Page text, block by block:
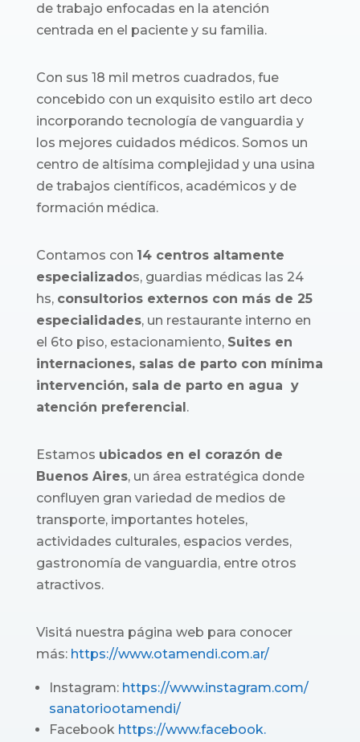
de trabajo enfocadas en la atención
centrada en el paciente y su familia.
Con sus 18 mil metros cuadrados, fue
concebido con un exquisito estilo art deco
incorporando tecnología de vanguardia y
los mejores cuidados médicos. Somos un
centro de altísima complejidad y una usina
de trabajos científicos, académicos y de
formación médica.
Contamos con 14 centros altamente
especializados, guardias médicas las 24
hs, consultorios externos con más de 25
especialidades, un restaurante interno en
el 6to piso, estacionamiento, Suites en
internaciones, salas de parto con mínima
intervención, sala de parto en agua y
atención preferencial.
Estamos ubicados en el corazón de
Buenos Aires, un área estratégica donde
confluyen gran variedad de medios de
transporte, importantes hoteles,
actividades culturales, espacios verdes,
gastronomía de vanguardia, entre otros
atractivos.
Visitá nuestra página web para conocer
más: https://www.otamendi.com.ar/
Instagram: https://www.instagram.com/
sanatoriootamendi/
Facebook https://www.facebook.